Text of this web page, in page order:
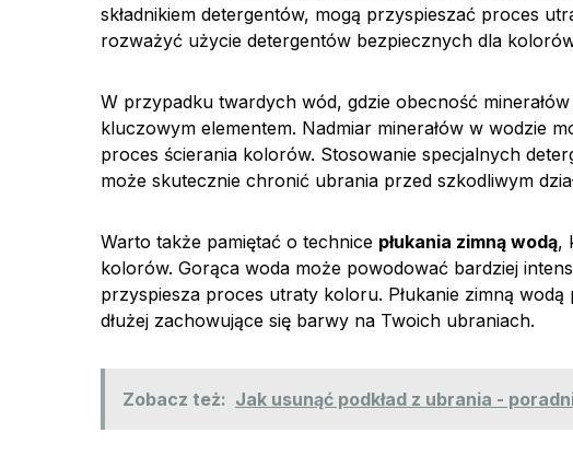
składnikiem detergentów, mogą przyspieszać proces
rozważyć użycie detergentów bezpiecznych dla
W przypadku twardych wód, gdzie obecność
kluczowym elementem. Nadmiar minerałów w wodzie
proces ścierania kolorów. Stosowanie specjalnych
może skutecznie chronić ubrania przed szkodliwym
Warto także pamiętać o technice płukania zimną wodą,
kolorów. Gorąca woda może powodować bardziej
przyspiesza proces utraty koloru. Płukanie zimną
dłużej zachowujące się barwy na Twoich ubraniach.
Zobacz też: Jak usunąć podkład z ubrania -